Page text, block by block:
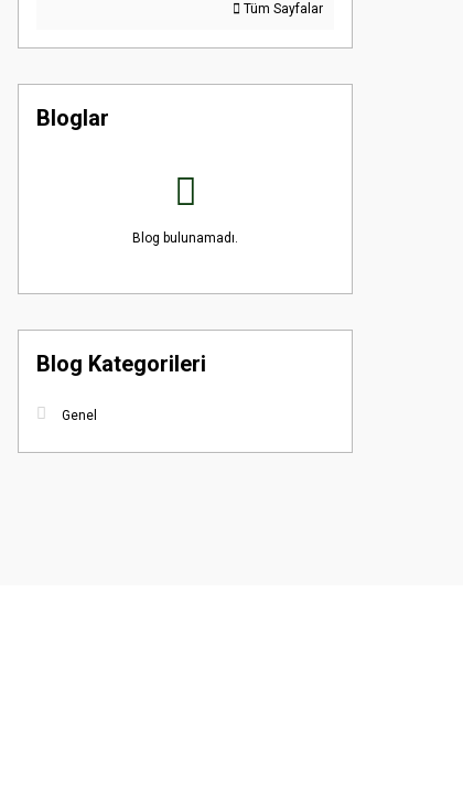
Tüm Sayfalar
Bloglar
Blog bulunamadı.
Blog Kategorileri
Genel